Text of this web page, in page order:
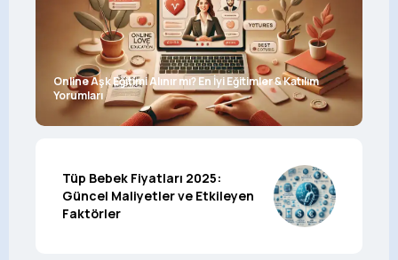
Online Aşk Eğitimi Alınır mı? En İyi Eğitimler & Katılım
Yorumları
Tüp Bebek Fiyatları 2025:
Güncel Maliyetler ve Etkileyen
Faktörler